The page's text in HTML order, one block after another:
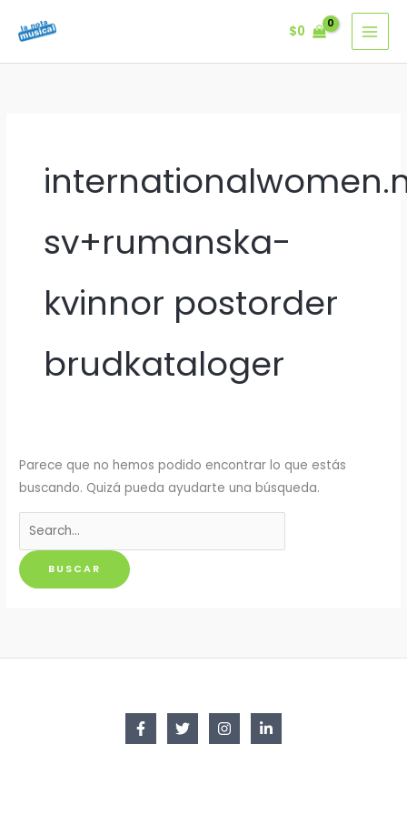
$0
sv+rumanska-
kvinnor postorder
brudkataloger
Parece que no hemos podido encontrar lo que estás
buscando. Quizá pueda ayudarte una búsqueda.
Buscar
por: